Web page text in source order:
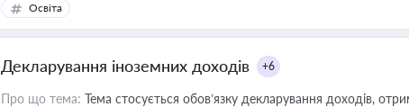
Освіта
Декларування іноземних доходів +6
Про що тема: Тема стосується обов’язку декларування доходів,